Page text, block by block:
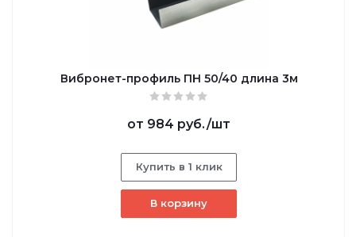
Вибронет-профиль ПН 50/40 длина 3м
от 984 руб./шт
Купить в 1 клик
В корзину